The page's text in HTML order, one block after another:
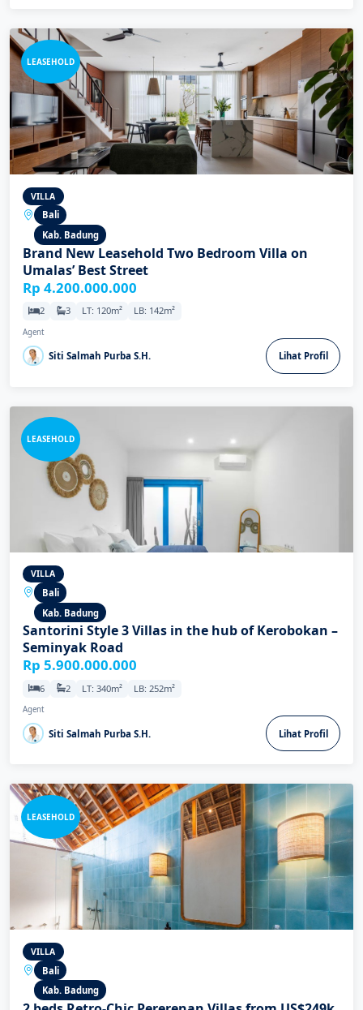
LEASEHOLD
VILLA
Bali
Kab. Badung
Brand New Leasehold Two Bedroom Villa on
Umalas’ Best Street
Rp 4.200.000.000
2 3 LT: 120m² LB: 142m²
Agent
Siti Salmah Purba S.H. Lihat Profil
LEASEHOLD
VILLA
Bali
Kab. Badung
Santorini Style 3 Villas in the hub of Kerobokan –
Seminyak Road
Rp 5.900.000.000
6 2 LT: 340m² LB: 252m²
Agent
Siti Salmah Purba S.H. Lihat Profil
LEASEHOLD
VILLA
Bali
Kab. Badung